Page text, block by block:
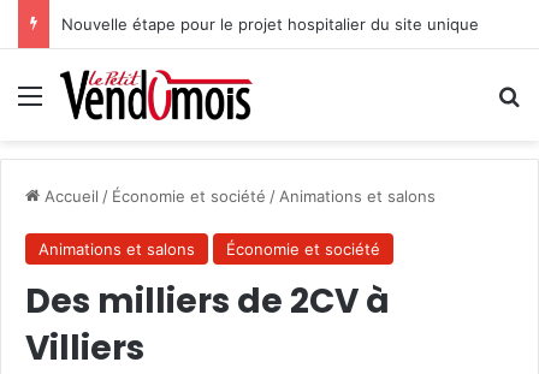
Nouvelle étape pour le projet hospitalier du site unique
Menu
Accueil / Économie et société / Animations et salons
Animations et salons Économie et société
Des milliers de 2CV à
Villiers